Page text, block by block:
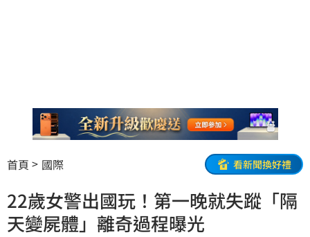
首頁 國際 看新聞換好禮
22歲女警出國玩！第一晚就失蹤「隔
天變屍體」離奇過程曝光